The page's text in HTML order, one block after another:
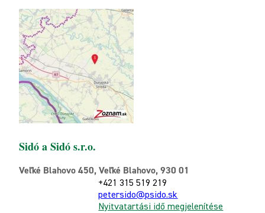
Sidó a Sidó s.r.o.
Veľké Blahovo 450, Veľké Blahovo, 930 01
+421 315 519 219
petersido@psido.sk
Nyitvatartási idő megjelenítése